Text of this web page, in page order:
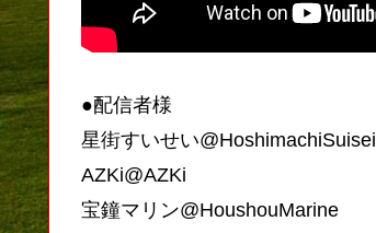
●配信者様
星街すいせい@HoshimachiSuisei
AZKi@AZKi
宝鐘マリン@HoushouMarine